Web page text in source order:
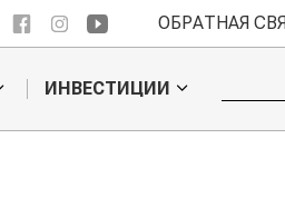
ОБРАТНАЯ
ИНВЕСТИЦИИ